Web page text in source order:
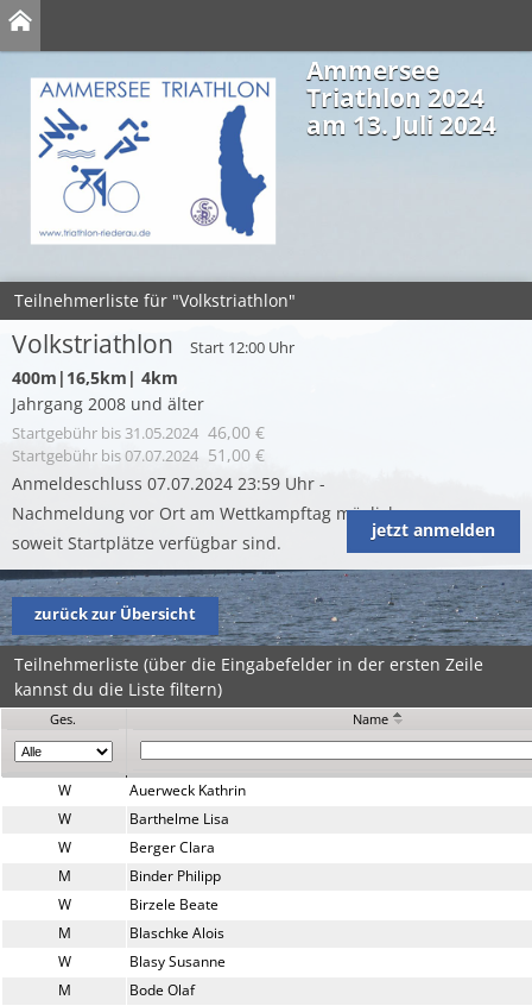
Ammersee
Triathlon 2024
am 13. Juli 2024
Teilnehmerliste für "Volkstriathlon"
Volkstriathlon Start 12:00 Uhr
400m|16,5km| 4km
Jahrgang 2008 und älter
Startgebühr bis 31.05.2024 46,00 €
Startgebühr bis 07.07.2024 51,00 €
Anmeldeschluss 07.07.2024 23:59 Uhr -
Nachmeldung vor Ort am Wettkampftag möglich
soweit Startplätze verfügbar sind.
jetzt anmelden
zurück zur Übersicht
Teilnehmerliste (über die Eingabefelder in der ersten Zeile
kannst du die Liste filtern)
Ges. Name
W
Auerweck Kathrin
W
Barthelme Lisa
W
Berger Clara
M
Binder Philipp
W
Birzele Beate
M
Blaschke Alois
W
Blasy Susanne
M
Bode Olaf